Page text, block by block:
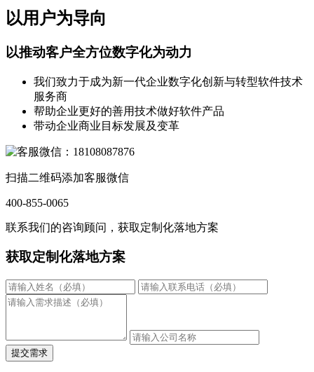
以用户为导向
以推动客户全方位数字化为动力
我们致力于成为新一代企业数字化创新与转型软件技术
服务商
帮助企业更好的善用技术做好软件产品
带动企业商业目标发展及变革
扫描二维码添加客服微信
400-855-0065
联系我们的咨询顾问，获取定制化落地方案
获取定制化落地方案
提交需求